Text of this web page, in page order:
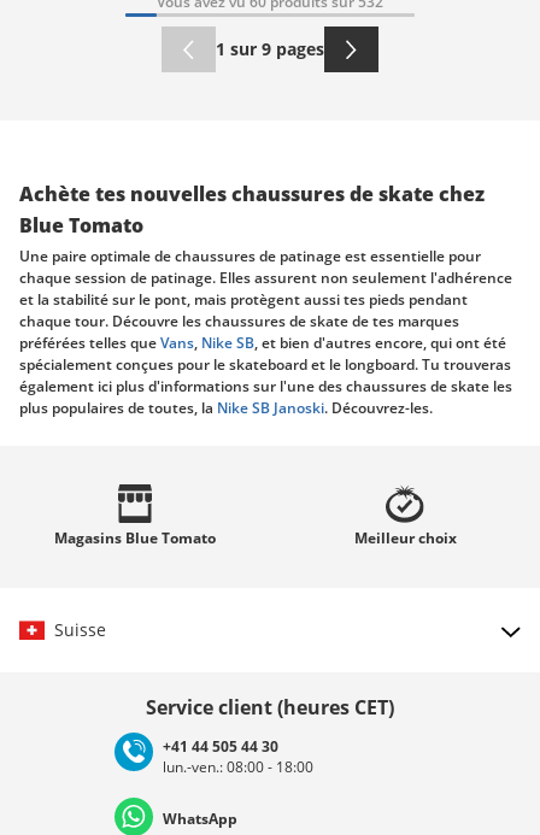
1 sur 9 pages
Achète tes nouvelles chaussures de skate chez
Blue Tomato
Une paire optimale de chaussures de patinage est essentielle pour
chaque session de patinage. Elles assurent non seulement l'adhérence
et la stabilité sur le pont, mais protègent aussi tes pieds pendant
chaque tour. Découvre les chaussures de skate de tes marques
préférées telles queVans, Nike SB, et bien d'autres encore, qui ont été
spécialement conçues pour le skateboard et le longboard. Tu trouveras
également ici plus d'informations sur l'une des chaussures de skate les
plus populaires de toutes, la Nike SB Janoski. Découvrez-les.
Les technologies de semelles innovantes telles que les semelles en
caoutchouc vulcanisé offrent non seulement une excellente
adhérence, mais aussi une meilleure sensation de la planche. Les zones
renforcées, comme dans la zone Ollie, utilisent des matériaux robustes
chaque atterrissage.
une semelle qui offre une adhérence maximale sur le pont.
zones renforcées pour une plus grande durabilité lors des figures.
Magasins Blue Tomato Meilleurchoix
Suisse
Deutschland Österreich
Service client (heures CET)
+41 44 505 44 30
lun.-ven.: 08:00 - 18:00
WhatsApp